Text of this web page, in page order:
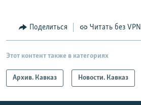
Поделиться Читать без VPN
Этот контент также в категориях
Архив. Кавказ Новости. Кавказ